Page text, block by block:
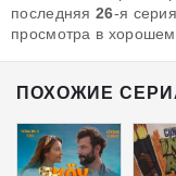
последняя26-я
просмотра в хорошем
ПОХОЖИЕ